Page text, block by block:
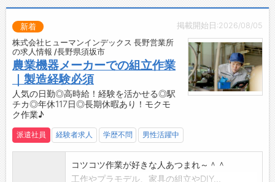
す♪
・接客販売など、人と接するお仕事をしたい
方！
☆----------------------------------------
☆
◆時間単位年休制度あり！
得できます◎
☆
◆給与前払い制度あり！
掲載開始日:2026/08/05
新着
株式会社ヒューマンインデックス 長野営業所
の求人情報 /長野県須坂市
農業機器メーカーでの組立作業
｜製造経験必須
人気の日勤◎高時給！経験を活かせる◎駅
チカ◎年休117日◎長期休暇あり！モクモ
ク作業♪
派遣社員 経験者求人 学歴不問 男性活躍中
コツコツ作業が好きな人あつまれ～＾＾
工作やプラモデル、家具の組立やDIY…